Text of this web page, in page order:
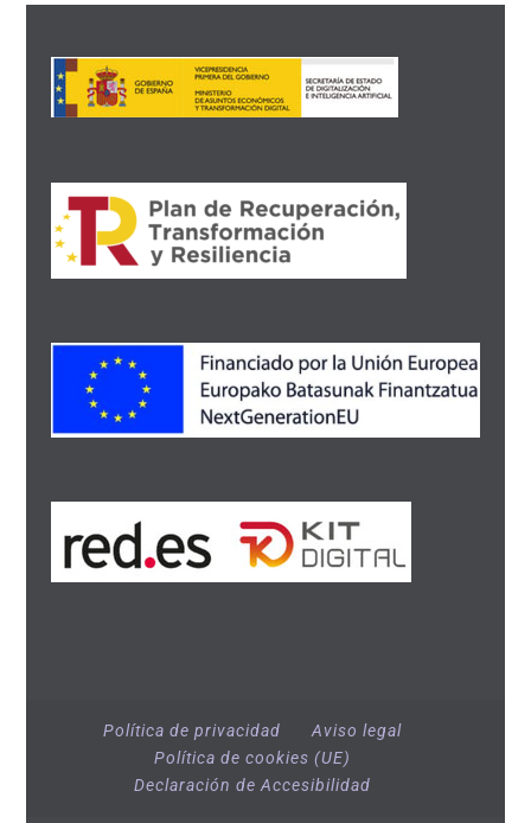
Política de privacidad
Aviso legal
Política de cookies (UE)
Declaración de Accesibilidad